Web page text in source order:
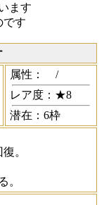
ます
です
属性：
/
レア度：★8
潜在：6枠
。
。